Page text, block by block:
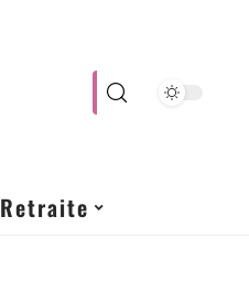
Retraite